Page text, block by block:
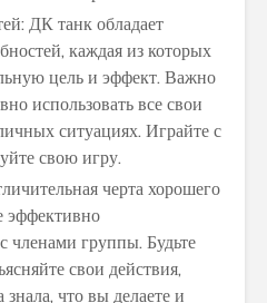
ДК танк обладает
каждая из которых
цель и эффект. Важно
использовать все свои
ситуациях. Играйте с
свою игру.
черта хорошего
эффективно
членами группы. Будьте
свои действия,
что вы делаете и